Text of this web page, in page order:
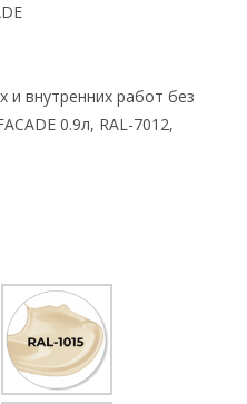
и внутренних работ без
0.9л, RAL-7012,